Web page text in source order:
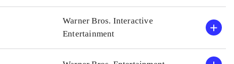
Warner Bros. Interactive
Entertainment